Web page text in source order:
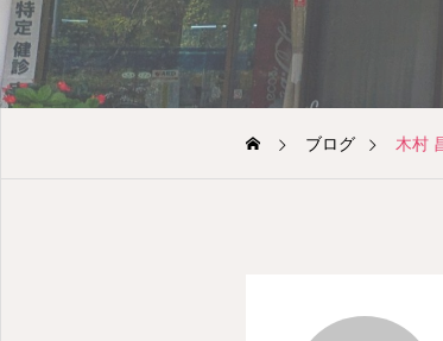
ブログ 木村